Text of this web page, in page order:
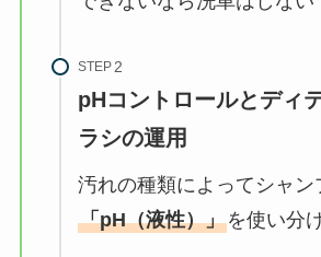
STEP
pHコントロールとディ
ラシの運用
汚れの種類によってシャン
「pH（液性）」を使い分